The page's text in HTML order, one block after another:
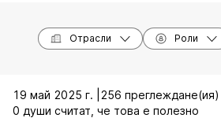
Отрасли Роли
19 май 2025 г. |
256 преглеждане(ия) |
0 души считат, че това е полезно